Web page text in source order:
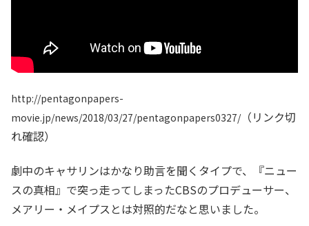
http://pentagonpapers-
movie.jp/news/2018/03/27/pentagonpapers0327/（リンク切
れ確認）
劇中のキャサリンはかなり助言を聞くタイプで、『ニュー
スの真相』で突っ走ってしまったCBSのプロデューサー、
メアリー・メイプスとは対照的だなと思いました。